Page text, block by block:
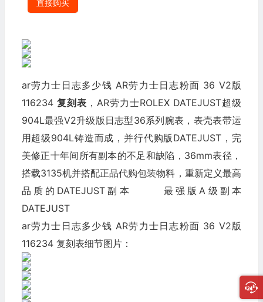
直接购买
ar劳力士日志多少钱 AR劳力士日志粉面 36 V2版
116234 复刻表 ，AR劳力士ROLEX DATEJUST超级
904L最强V2升级版日志型36系列腕表，表壳表带运
用超级904L铸造而成，并行代购版DATEJUST，完
美修正十年间所有副本的不足和缺陷，36mm表径，
搭载3135机并搭配正品代购包装物料，重新定义最高
品质的DATEJUST副本 最强版A级副本
DATEJUST
ar劳力士日志多少钱 AR劳力士日志粉面 36 V2版
116234 复刻表细节图片：